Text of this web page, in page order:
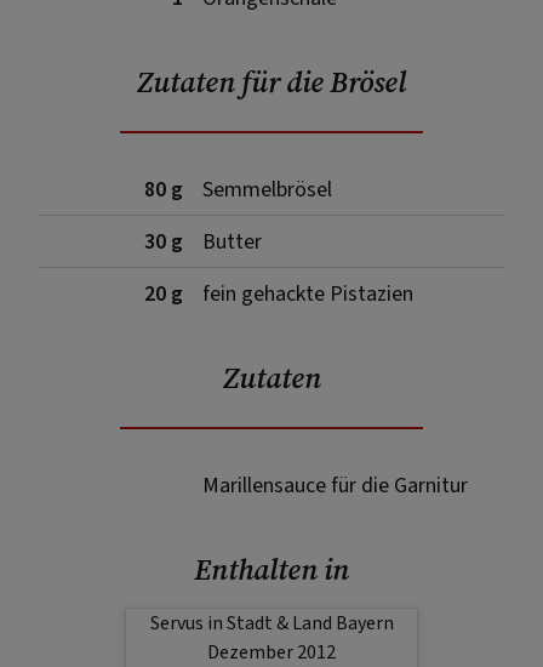
Zutaten für die Brösel
80 g
Semmelbrösel
30 g
Butter
20 g
fein gehackte Pistazien
Zutaten
Marillensauce für die Garnitur
Enthalten in
Servus in Stadt & Land Bayern
Dezember 2012